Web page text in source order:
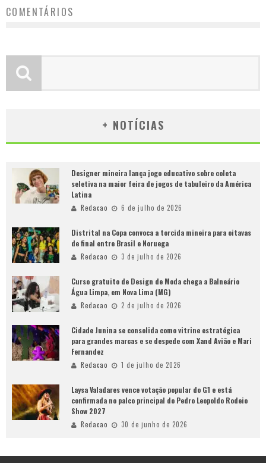
COMENTÁRIOS
+ NOTÍCIAS
Designer mineira lança jogo educativo sobre coleta
seletiva na maior feira de jogos de tabuleiro da América
Latina
Redacao 6 de julho de 2026
Distrital na Copa convoca a torcida mineira para oitavas
de final entre Brasil e Noruega
Redacao 3 de julho de 2026
Curso gratuito de Design de Moda chega a Balneário
Água Limpa, em Nova Lima (MG)
Redacao 2 de julho de 2026
Cidade Junina se consolida como vitrine estratégica
para grandes marcas e se despede com Xand Avião e Mari
Fernandez
Redacao 1 de julho de 2026
Laysa Valadares vence votação popular do G1 e está
confirmada no palco principal do Pedro Leopoldo Rodeio
Show 2027
Redacao 30 de junho de 2026